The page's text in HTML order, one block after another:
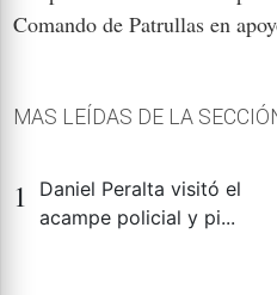
Comando de Patrullas en
MAS LEÍDAS DE LA
1
Daniel Peralta visitó el
acampe policial y pi...